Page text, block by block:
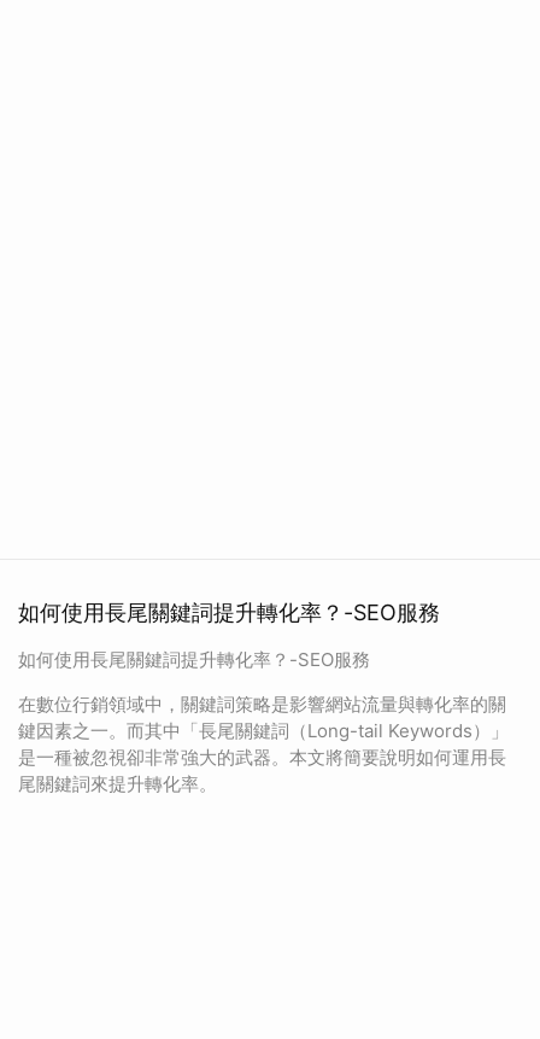
如何使用長尾關鍵詞提升轉化率？-SEO服務
如何使用長尾關鍵詞提升轉化率？-SEO服務
在數位行銷領域中，關鍵詞策略是影響網站流量與轉化率的關
鍵因素之一。而其中「長尾關鍵詞（Long-tail Keywords）」
是一種被忽視卻非常強大的武器。本文將簡要說明如何運用長
尾關鍵詞來提升轉化率。